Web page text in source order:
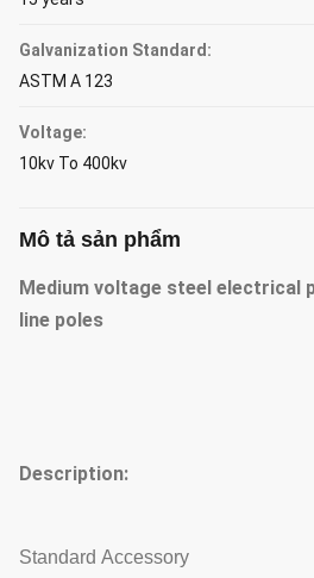
Galvanization Standard:
ASTM A 123
Voltage:
10kv To 400kv
Mô tả sản phẩm
Medium voltage steel electrical
line poles
Description:
Standard Accessory